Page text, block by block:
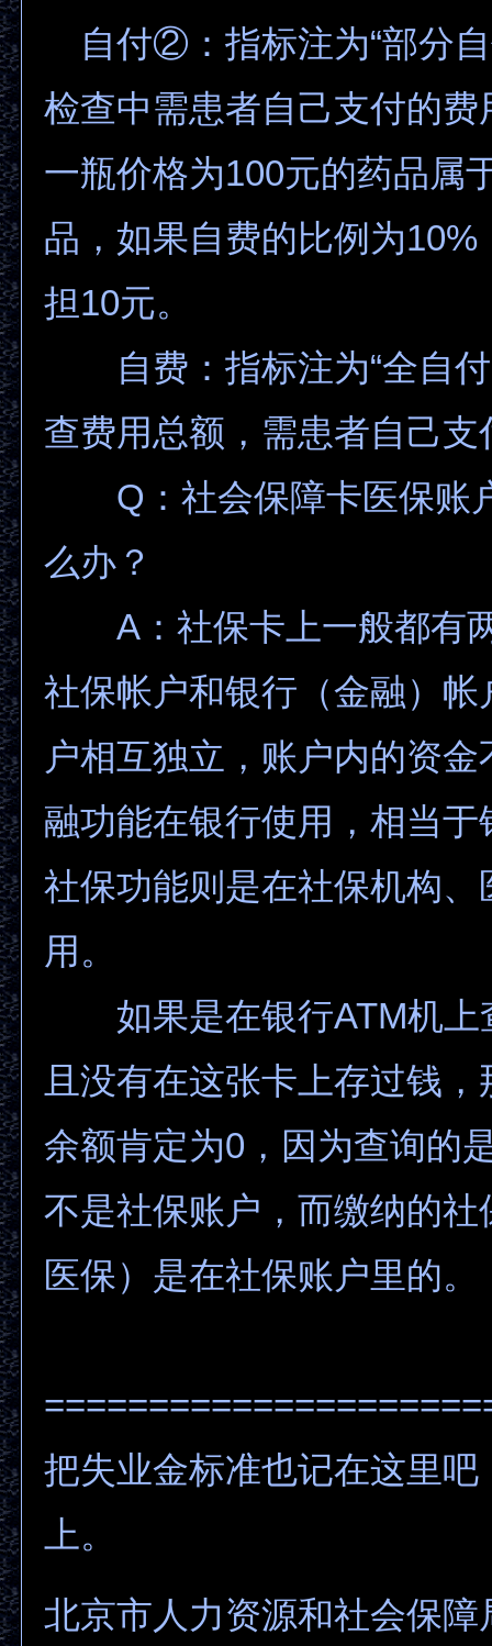
自付②：指标注为“部分自
检查中需患者自己支付的费
一瓶价格为100元的药品属
品，如果自费的比例为10%
担10元。
自费：指标注为“全自付
查费用总额，需患者自己支
Q：社会保障卡医保账
么办？
A：社保卡上一般都有
社保帐户和银行（金融）帐
户相互独立，账户内的资
融功能在银行使用，相当于
社保功能则是在社保机构、
用。
如果是在银行ATM机上
且没有在这张卡上存过钱
余额肯定为0，因为查询的
不是社保账户，而缴纳的社
医保）是在社保账户里的。
把失业金标准也记在这里吧
上。
北京市人力资源和社会保障